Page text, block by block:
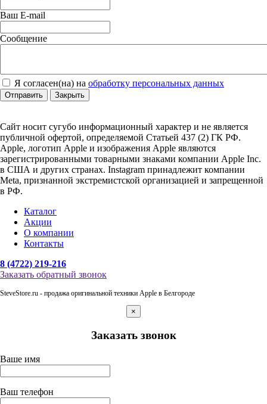
Ваш E-mail
Сообщение
Я согласен(на) на обработку персональных данных
Отправить Закрыть
Сайт носит сугубо информационный характер и не является
публичной офертой, определяемой Статьей 437 (2) ГК РФ.
Apple, логотип Apple и изображения Apple являются
зарегистрированными товарными знаками компании Apple Inc.
в США и других странах. Instagram принадлежит компании
Meta, признанной экстремистской организацией и запрещенной
в РФ.
Каталог
Акции
О компании
Контакты
8 (4722) 219-216
Заказать обратный звонок
SteveStore.ru - продажа оригинальной техники Apple в Белгороде
×
Заказать звонок
Ваше имя
Ваш телефон